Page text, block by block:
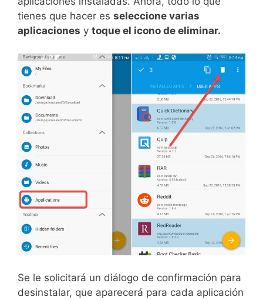
tienes que hacer es seleccione varias
aplicaciones y toque el icono de eliminar.
Se le solicitará un diálogo de confirmación para
desinstalar, que aparecerá para cada aplicación